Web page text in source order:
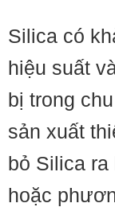
Silica có
hiệu suất
bị trong
sản xuất
bỏ Silica
hoặc